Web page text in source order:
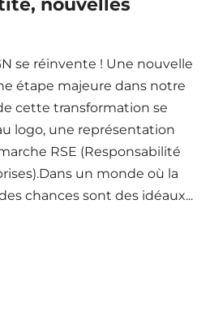
nouvelles
se réinvente ! Une nouvelle
étape majeure dans notre
cette transformation se
logo, une représentation
RSE (Responsabilité
un monde où la
chances sont des idéaux...